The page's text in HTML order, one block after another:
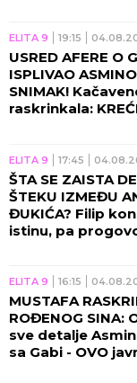
ELITA 9 19:15
USRED AFERE O
ISPLIVAO
SNIMAK!
raskrinkala:
ELITA 9 17:45
ŠTA SE ZAISTA
ŠTEKU IZMEĐU
ĐUKIĆA? Filip
istinu, pa
ELITA 9 16:15
MUSTAFA
ROĐENOG SINA:
sve detalje
sa Gabi - OVO